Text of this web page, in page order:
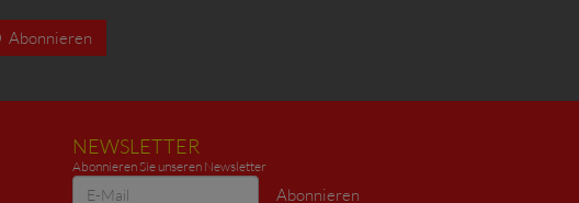
Abonnieren
NEWSLETTER
Abonnieren Sie unseren Newsletter
Newsletter Abonnieren